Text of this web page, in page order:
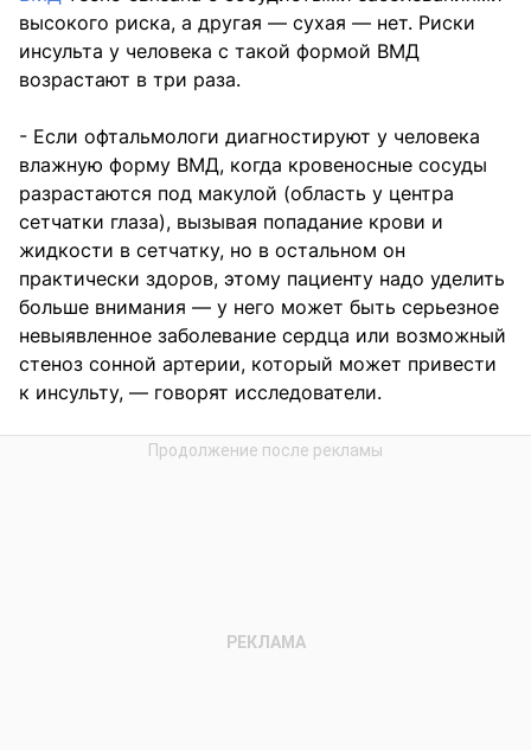
высокого риска, а другая — сухая — нет. Риски
инсульта у человека с такой формой ВМД
возрастают в три раза.
- Если офтальмологи диагностируют у человека
влажную форму ВМД, когда кровеносные сосуды
разрастаются под макулой (область у центра
сетчатки глаза), вызывая попадание крови и
жидкости в сетчатку, но в остальном он
практически здоров, этому пациенту надо уделить
больше внимания — у него может быть серьезное
невыявленное заболевание сердца или возможный
стеноз сонной артерии, который может привести
к инсульту, — говорят исследователи.